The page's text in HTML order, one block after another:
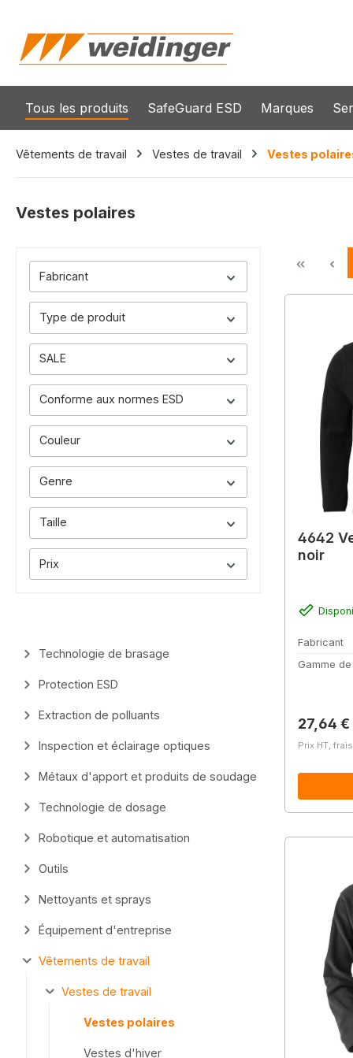
Tous les produits SafeGuard ESD Marques
Vêtements de travail Vestes de travail Vestes
Vestes polaires
Fabricant
Type de produit
SALE
Conforme aux normes ESD
Couleur
Genre
Taille
Prix
Technologie de brasage
Protection ESD
Extraction de polluants
Inspection et éclairage optiques
Métaux d'apport et produits de soudage
Technologie de dosage
Robotique et automatisation
Outils
Nettoyants et sprays
Équipement d'entreprise
Vêtements de travail
Vestes de travail
Vestes polaires
Vestes d'hiver
4642
noir
Fabricant
Gamme
Prix
27,64 €
Prix HT,